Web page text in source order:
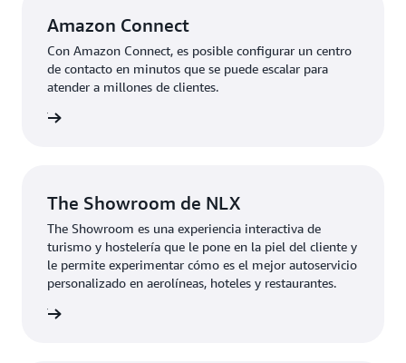
Amazon Connect
Con Amazon Connect, es posible configurar un centro
de contacto en minutos que se puede escalar para
atender a millones de clientes.
The Showroom de NLX
The Showroom es una experiencia interactiva de
turismo y hostelería que le pone en la piel del cliente y
le permite experimentar cómo es el mejor autoservicio
personalizado en aerolíneas, hoteles y restaurantes.